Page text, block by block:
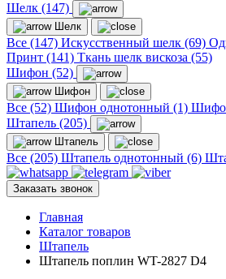
Шелк (147)
Шелк
Все (147) Искусственный шелк (69)
Принт (141) Ткань шелк вискоза (55)
Шифон (52)
Шифон
Все (52) Шифон однотонный (1)
Штапель (205)
Штапель
Все (205) Штапель однотонный (6)
Заказать звонок
Главная
Каталог товаров
Штапель
Штапель поплин WT-2827 D4